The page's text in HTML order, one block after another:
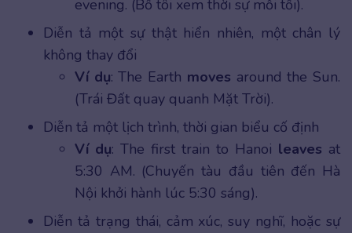
evening. (Bố tôi xem thời sự mỗi tối).
Diễn tả một sự thật hiển nhiên, một chân lý
không thay đổi
Ví dụ: The Earth moves around the Sun.
(Trái Đất quay quanh Mặt Trời).
Diễn tả một lịch trình, thời gian biểu cố định
Ví dụ: The first train to Hanoi leaves at
5:30 AM. (Chuyến tàu đầu tiên đến Hà
Nội khởi hành lúc 5:30 sáng).
Diễn tả trạng thái, cảm xúc, suy nghĩ, hoặc sự